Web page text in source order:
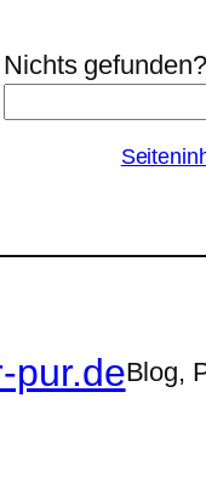
Nichts
pur.deBlog,